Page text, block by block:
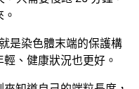
是染色體末端的保護構
、健康狀況也更好。